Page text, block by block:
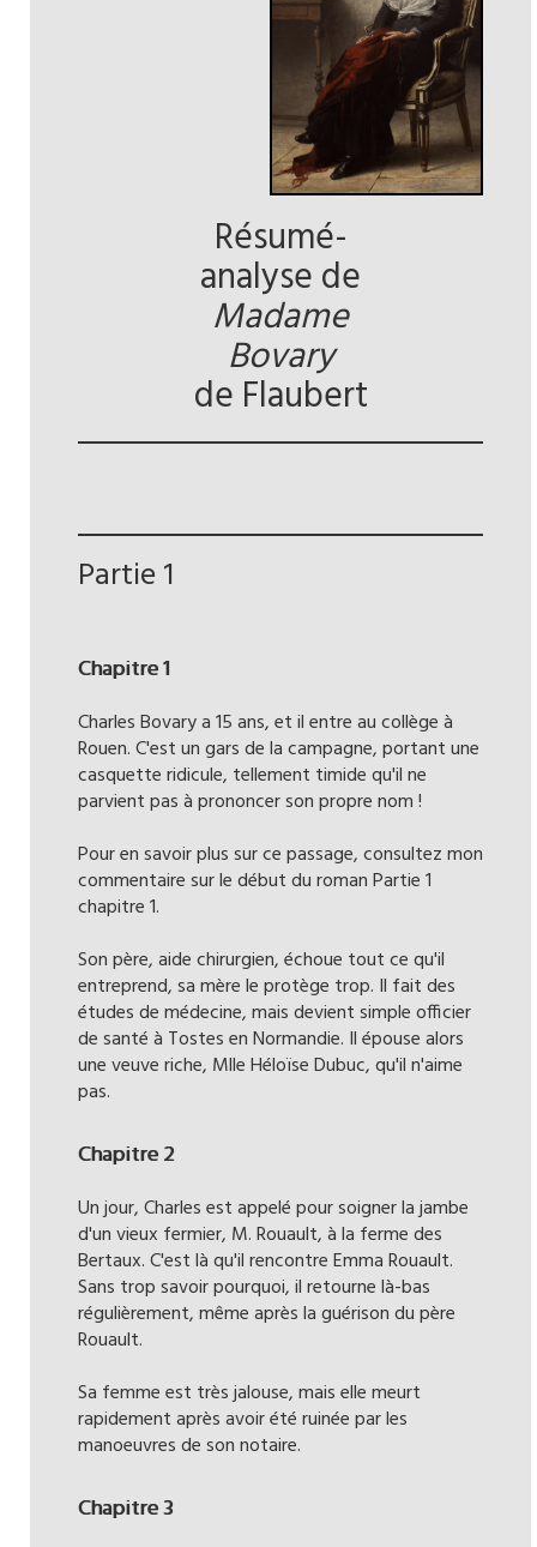
Résumé-
analyse de
Madame
Bovary
de Flaubert
Partie 1
Chapitre 1
Charles Bovary a 15 ans, et il entre au collège à
Rouen. C'est un gars de la campagne, portant une
casquette ridicule, tellement timide qu'il ne
parvient pas à prononcer son propre nom !
Pour en savoir plus sur ce passage, consultez mon
commentaire sur le début du roman Partie 1
chapitre 1.
Son père, aide chirurgien, échoue tout ce qu'il
entreprend, sa mère le protège trop. Il fait des
études de médecine, mais devient simple officier
de santé à Tostes en Normandie. Il épouse alors
une veuve riche, Mlle Héloïse Dubuc, qu'il n'aime
pas.
Chapitre 2
Un jour, Charles est appelé pour soigner la jambe
d'un vieux fermier, M. Rouault, à la ferme des
Bertaux. C'est là qu'il rencontre Emma Rouault.
Sans trop savoir pourquoi, il retourne là-bas
régulièrement, même après la guérison du père
Rouault.
Sa femme est très jalouse, mais elle meurt
rapidement après avoir été ruinée par les
manoeuvres de son notaire.
Chapitre 3